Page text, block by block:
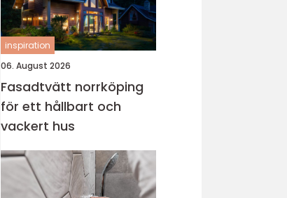
inspiration
06. August 2026
Fasadtvätt norrköping
för ett hållbart och
vackert hus